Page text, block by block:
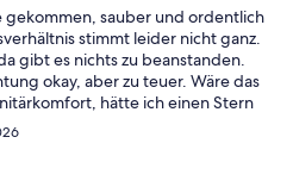
gekommen, sauber und ordentlich
stimmt leider nicht ganz.
gibt es nichts zu beanstanden.
okay, aber zu teuer. Wäre das
hätte ich einen Stern